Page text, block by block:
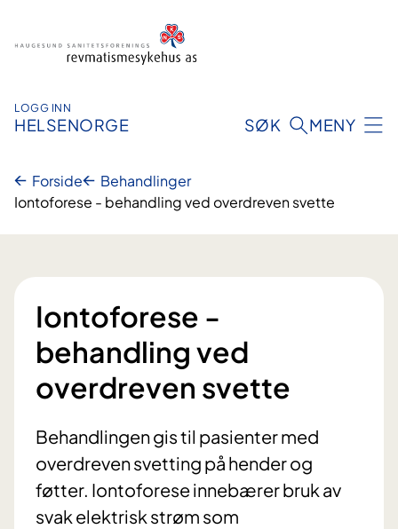
LOGG INN
HELSENORGE SØK MENY
Forside
Behandlinger
Iontoforese - behandling ved overdreven svette
Iontoforese -
behandling ved
overdreven svette
Behandlingen gis til pasienter med
overdreven svetting på hender og
føtter. Iontoforese innebærer bruk av
svak elektrisk strøm som